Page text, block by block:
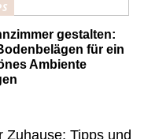
gestalten:
für ein
Ambiente
Zuhause: Tipps und